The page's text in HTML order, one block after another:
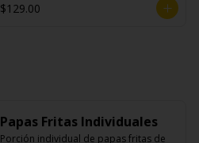
$129.00
Papas Fritas Individuales
Porción individual de papas fritas de